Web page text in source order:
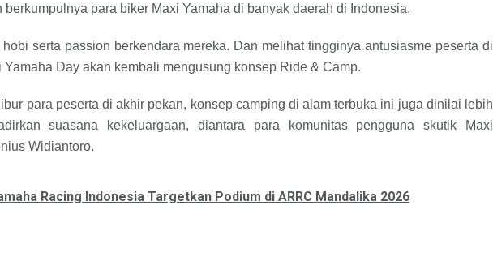
para biker Maxi Yamaha di banyak daerah di Indonesia.
serta passion berkendara mereka. Dan melihat tingginya antusiasme peserta di
Day akan kembali mengusung konsep Ride & Camp.
para peserta di akhir pekan, konsep camping di alam terbuka ini juga dinilai lebih
suasana kekeluargaan, diantara para komunitas pengguna skutik Maxi
Widiantoro.
Racing Indonesia Targetkan Podium di ARRC Mandalika 2026